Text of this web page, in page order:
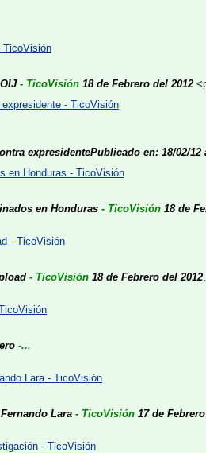
TicoVisión
- TicoVisión 18 de Febrero del 2012
- TicoVisión
expresidentePublicado en: 18/02/12
en Honduras - TicoVisión
en Honduras - TicoVisión 18 de
- TicoVisión
- TicoVisión 18 de Febrero del 2012
-...
Lara - TicoVisión
Lara - TicoVisión 17 de
- TicoVisión